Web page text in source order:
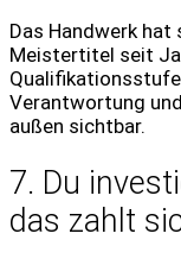
Das Handwerk hat
Meistertitel seit
Verantwortung
außen sichtbar.
7. Du
das zahlt